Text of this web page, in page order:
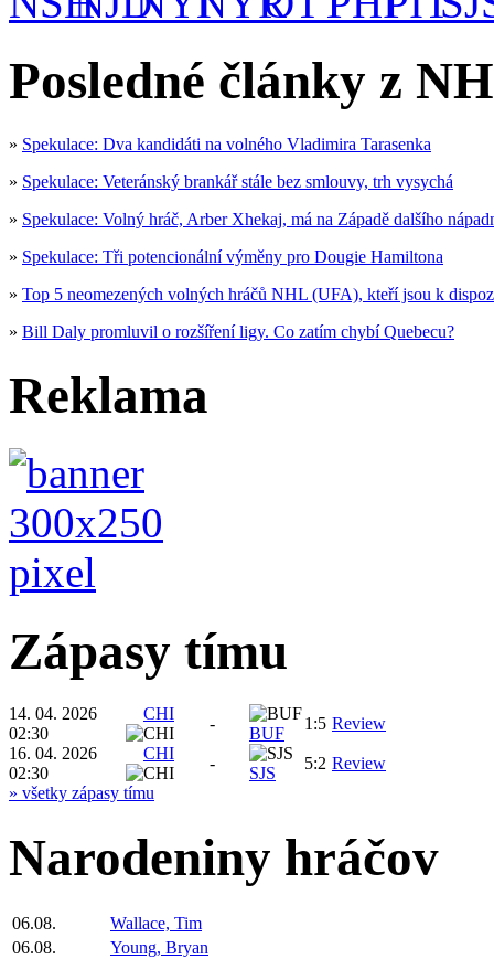
Posledné články z
» Spekulace: Dva kandidáti na volného Vladimira Tarasenka
» Spekulace: Veteránský brankář stále bez smlouvy, trh vysychá
» Spekulace: Volný hráč, Arber Xhekaj, má na Západě dalšího
» Spekulace: Tři potencionální výměny pro Dougie Hamiltona
» Top 5 neomezených volných hráčů NHL (UFA), kteří jsou k
» Bill Daly promluvil o rozšíření ligy. Co zatím chybí Quebecu?
Reklama
Zápasy tímu
14. 04. 2026
02:30
CHI
-
BUF
1:5 Review
16. 04. 2026
02:30
CHI
-
SJS
5:2 Review
» všetky zápasy tímu
Narodeniny hráčov
06.08.
Wallace, Tim
06.08.
Young, Bryan